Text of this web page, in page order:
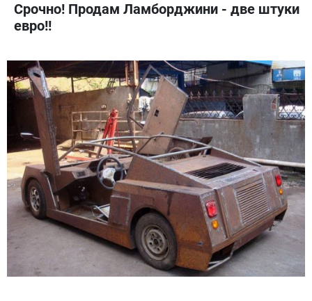
Срочно! Продам Ламборджини - две штуки
евро!!